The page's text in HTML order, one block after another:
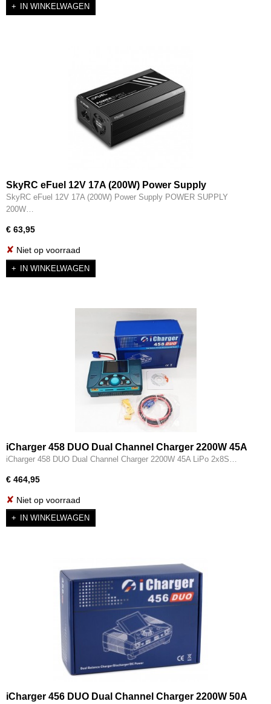
IN WINKELWAGEN
SkyRC eFuel 12V 17A (200W) Power Supply
SkyRC eFuel 12V 17A (200W) Power Supply POWER SUPPLY
200W…
€ 63,95
✘ Niet op voorraad
IN WINKELWAGEN
iCharger 458 DUO Dual Channel Charger 2200W 45A
LiPo 2x8S
iCharger 458 DUO Dual Channel Charger 2200W 45A LiPo 2x8S…
€ 464,95
✘ Niet op voorraad
IN WINKELWAGEN
iCharger 456 DUO Dual Channel Charger 2200W 50A